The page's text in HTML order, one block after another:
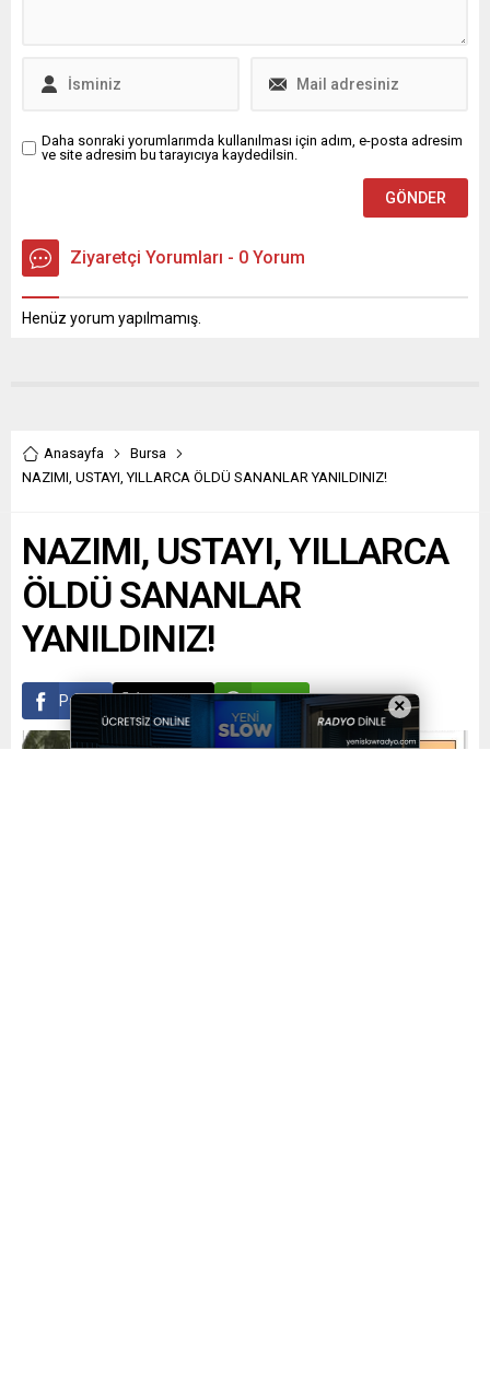
kadar sürecek. Festival, her
tamamen ücretsiz olarak...
Daha sonraki yorumlarımda kullanılması için adım, e-posta adresim
ve site adresim bu tarayıcıya kaydedilsin.
Ziyaretçi Yorumları - 0 Yorum
Henüz yorum yapılmamış.
Anasayfa
Bursa
NAZIMI, USTAYI, YILLARCA ÖLDÜ SANANLAR YANILDINIZ!
NAZIMI, USTAYI, YILLARCA
ÖLDÜ SANANLAR
YANILDINIZ!
Paylaş Tweetle Gönder ×